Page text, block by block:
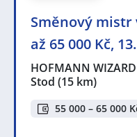
Směnový mistr
až 65 000 Kč,
HOFMANN
Stod (15 km)
55 000 – 65 000